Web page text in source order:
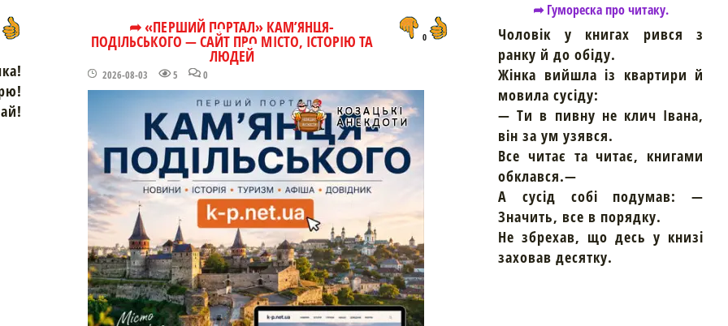
➦ «ПЕРШИЙ ПОРТАЛ» КАМ’ЯНЦЯ-
ПОДІЛЬСЬКОГО — САЙТ ПРО МІСТО, ІСТОРІЮ ТА
ЛЮДЕЙ
2026-08-03 5 0
0
➦ Гумореска про читаку.
Чоловік у книгах рився з
ранку й до обіду.
Жінка вийшла із квартири й
мовила сусіду:
— Ти в пивну не клич Івана,
він за ум узявся.
Все читає та читає, книгами
обклався.—
А сусід собі подумав: —
Значить, все в порядку.
Не збрехав, що десь у книзі
заховав десятку.